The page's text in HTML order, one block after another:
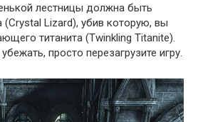
лестницы должна быть
(Crystal Lizard), убив которую, вы
титанита (Twinkling Titanite).
просто перезагрузите игру.